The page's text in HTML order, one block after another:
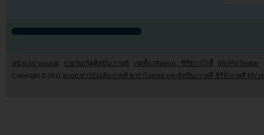
หน้าแรก youzab รวมวันเกิดศิลปินเกาหลี เรตติ้ง (Rating) : ซีรี่ย์/วาไรตี้
MV/PV/Teaser
Copyright © 2011 Kpop ข่าวบันเทิงเกาหลี ดาราไอดอล และศิลปินเกาหลี ซีรี่ย์เกาหลี MV